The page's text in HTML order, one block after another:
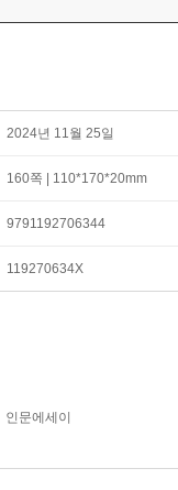
2024년 11월 25일
160쪽 | 110*170*20mm
9791192706344
119270634X
인문에세이